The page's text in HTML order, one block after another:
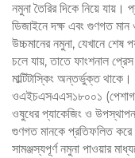
নমুনা তৈরির দিকে নিয়ে যায়।
ডিজাইনে দক্ষ এবং গুণগত মান
উচ্চমানের নমুনা, যেখানে শেষ
চলে যায়, তাতে ফাংশনাল প্রেস
মাল্টিটাস্কিং অন্তর্ভুক্ত থাকে।
ওএইচএসএএস১৮০০১
ওষুধের প্যাকেজিং ও
গুণগত মানকে প্রতিফলিত
সামঞ্জস্যপূর্ণ নমুনা পাওয়ার